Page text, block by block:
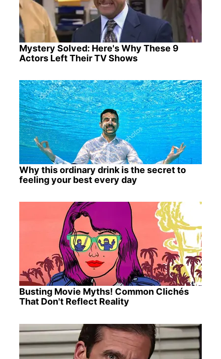
Mystery Solved: Here's Why These 9
Actors Left Their TV Shows
Why this ordinary drink is the secret to
feeling your best every day
Busting Movie Myths! Common Clichés
That Don't Reflect Reality